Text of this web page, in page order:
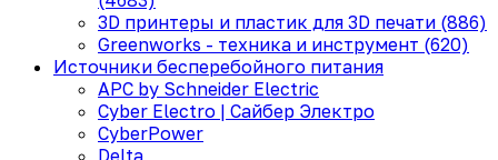
3D принтеры и пластик для 3D печати (886)
Greenworks - техника и инструмент (620)
Источники бесперебойного питания
APC by Schneider Electric
Cyber Electro | Сайбер Электро
CyberPower
Delta